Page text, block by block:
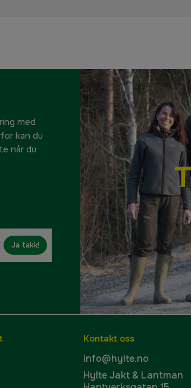
med
kan du
når du
Ja takk!
Kontakt oss
info@hylte.no
Hylte Jakt & Lantman